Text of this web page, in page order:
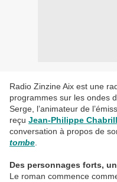
Radio Zinzine Aix est une
programmes sur les ondes
Serge, l’animateur de
reçu Jean-Philippe
conversation à propos de
tombe
Des personnages forts,
Le roman commence